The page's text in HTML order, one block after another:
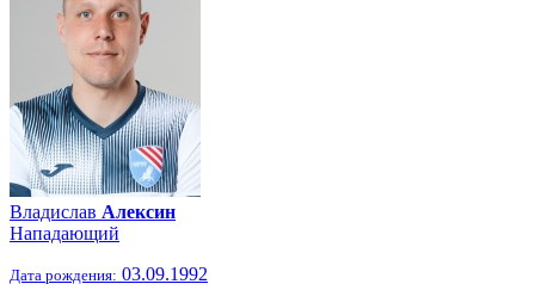
Владислав Алексин
Нападающий
Дата рождения: 03.09.1992